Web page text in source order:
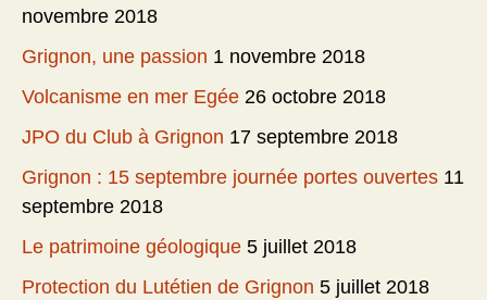
novembre 2018
Grignon, une passion 1 novembre 2018
Volcanisme en mer Egée 26 octobre 2018
JPO du Club à Grignon 17 septembre 2018
Grignon : 15 septembre journée portes ouvertes 11
septembre 2018
Le patrimoine géologique 5 juillet 2018
Protection du Lutétien de Grignon 5 juillet 2018